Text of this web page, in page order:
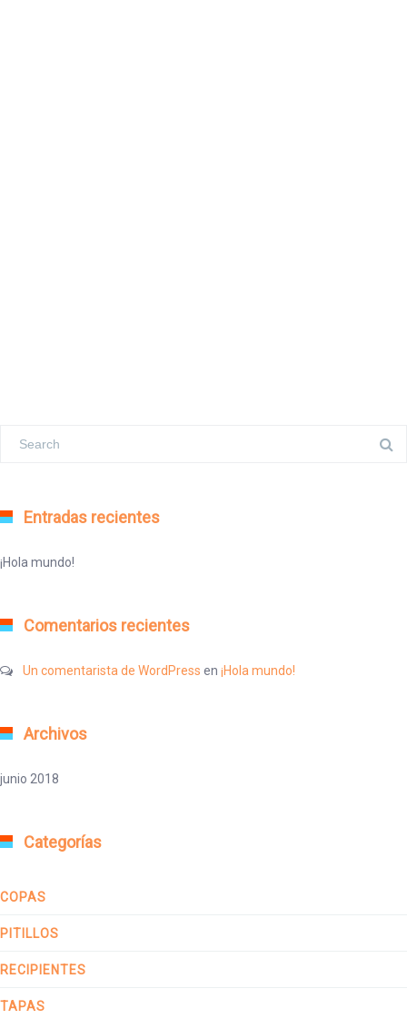
Entradas recientes
¡Hola mundo!
Comentarios recientes
Un comentarista de WordPress en ¡Hola mundo!
Archivos
junio 2018
Categorías
COPAS
PITILLOS
RECIPIENTES
TAPAS